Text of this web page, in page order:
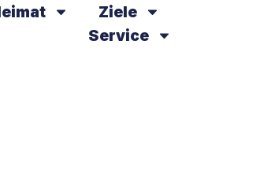
Ziele
Service